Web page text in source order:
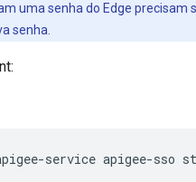
uma senha do Edge precisam
senha.
service apigee-sso